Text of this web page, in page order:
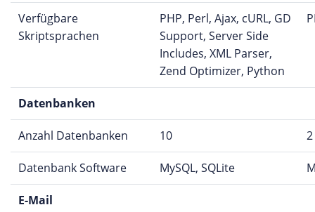
Verfügbare
Skriptsprachen
PHP, Perl, Ajax, cURL, GD
Support, Server Side
Includes, XML Parser,
Zend Optimizer, Python
Datenbanken
Anzahl Datenbanken 10 2
Datenbank Software MySQL, SQLite
E-Mail